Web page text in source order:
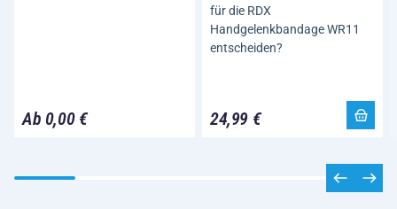
Ab 0,00 €
für die RDX
Handgelenkbandage WR11
entscheiden?
24,99 €